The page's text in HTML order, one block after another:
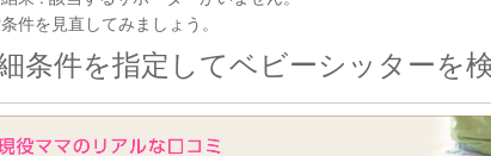
件を見直してみましょう。
条件を指定してベビーシッターを